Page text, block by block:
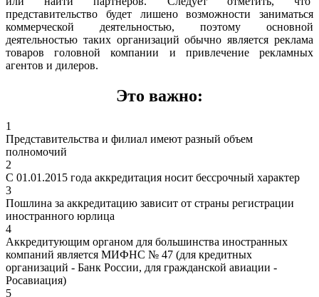
представительство будет лишено возможности заниматься
коммерческой деятельностью, поэтому основной
деятельностью таких организаций обычно является реклама
товаров головной компании и привлечение рекламных
агентов и дилеров.
Это важно:
1
Представительства и филиал имеют разный объем
полномочий
2
C 01.01.2015 года аккредитация носит бессрочный характер
3
Пошлина за аккредитацию зависит от страны регистрации
иностранного юрлица
4
Аккредитующим органом для большинства иностранных
компаний является МИФНС № 47 (для кредитных
организаций - Банк России, для гражданской авиации -
Росавиация)
5